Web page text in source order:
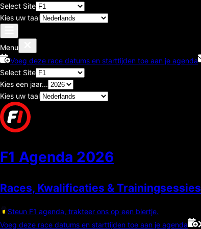
Select Site
Kies uw taal
Menu
Voeg deze race datums en starttijden toe aan je agenda
Select Site
Kies een jaar...
Kies uw taal
F1 Agenda 2026
Races, Kwalificaties & Trainingsessies
Steun F1 agenda, trakteer ons op een biertje.
Voeg deze race datums en starttijden toe aan je agenda